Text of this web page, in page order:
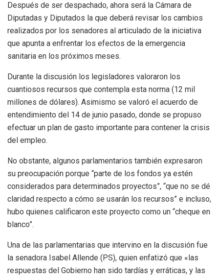
Después de ser despachado, ahora será la Cámara de
Diputadas y Diputados la que deberá revisar los cambios
realizados por los senadores al articulado de la iniciativa
que apunta a enfrentar los efectos de la emergencia
sanitaria en los próximos meses.
Durante la discusión los legisladores valoraron los
cuantiosos recursos que contempla esta norma (12 mil
millones de dólares). Asimismo se valoró el acuerdo de
entendimiento del 14 de junio pasado, donde se propuso
efectuar un plan de gasto importante para contener la crisis
del empleo.
No obstante, algunos parlamentarios también expresaron
su preocupación porque “parte de los fondos ya estén
considerados para determinados proyectos”, “que no se dé
claridad respecto a cómo se usarán los recursos” e incluso,
hubo quienes calificaron este proyecto como un “cheque en
blanco”.
Una de las parlamentarias que intervino en la discusión fue
la senadora Isabel Allende (PS), quien enfatizó que «las
respuestas del Gobierno han sido tardías y erráticas, y las